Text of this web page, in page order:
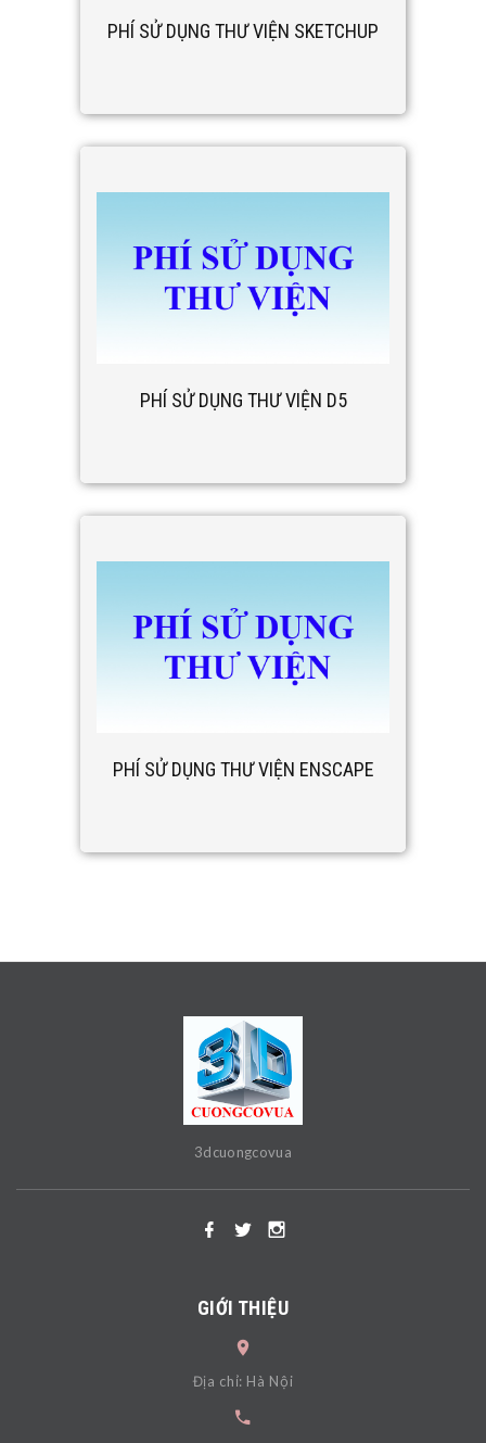
PHÍ SỬ DỤNG THƯ VIỆN SKETCHUP
PHÍ SỬ DỤNG THƯ VIỆN D5
PHÍ SỬ DỤNG THƯ VIỆN ENSCAPE
3dcuongcovua
GIỚI THIỆU
Địa chỉ: Hà Nội